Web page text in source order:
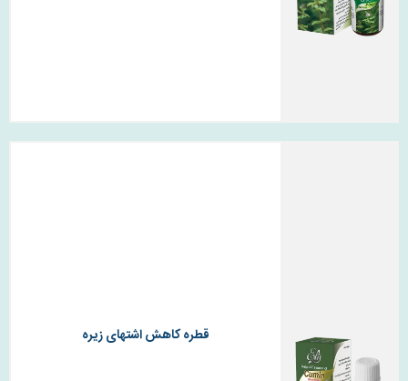
قطره کاهش اشتهای زیره